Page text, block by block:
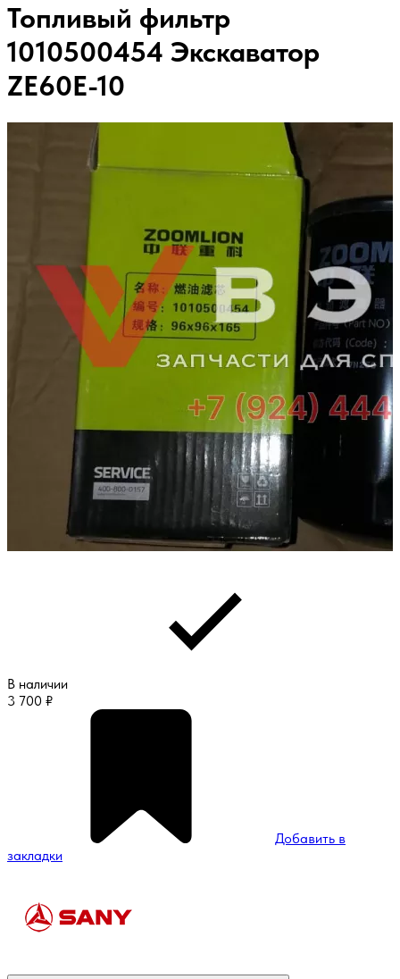
Топливый фильтр
1010500454 Экскаватор
ZE60E-10
В наличии
3 700 ₽
Добавить в
закладки